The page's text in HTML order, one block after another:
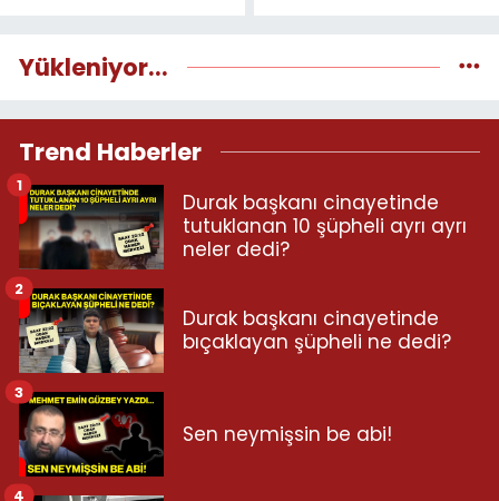
Yükleniyor...
Trend Haberler
Durak başkanı cinayetinde
tutuklanan 10 şüpheli ayrı ayrı
neler dedi?
1
Durak başkanı cinayetinde
bıçaklayan şüpheli ne dedi?
2
Sen neymişsin be abi!
3
4